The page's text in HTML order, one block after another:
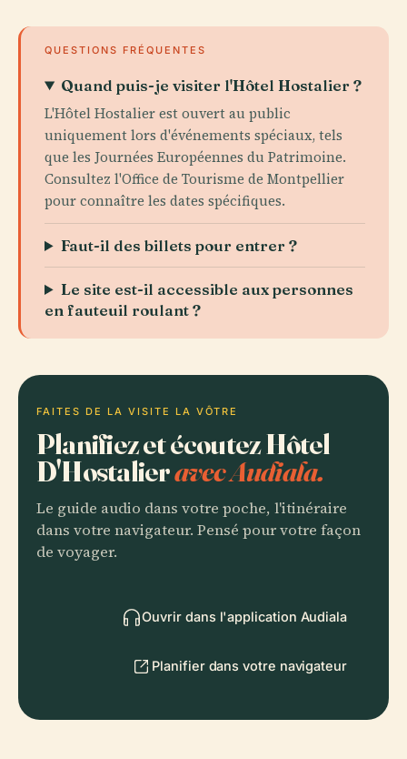
QUESTIONS FRÉQUENTES
Quand puis-je visiter l'Hôtel Hostalier ?
L'Hôtel Hostalier est ouvert au public
uniquement lors d'événements spéciaux, tels
que les Journées Européennes du Patrimoine.
Consultez l'Office de Tourisme de Montpellier
pour connaître les dates spécifiques.
Faut-il des billets pour entrer ?
Le site est-il accessible aux personnes
en fauteuil roulant ?
FAITES DE LA VISITE LA VÔTRE
Planifiez et écoutez Hôtel
D'Hostalieravec Audiala.
Le guide audio dans votre poche, l'itinéraire
dans votre navigateur. Pensé pour votre façon
de voyager.
Ouvrir dans l'application Audiala
Planifier dans votre navigateur